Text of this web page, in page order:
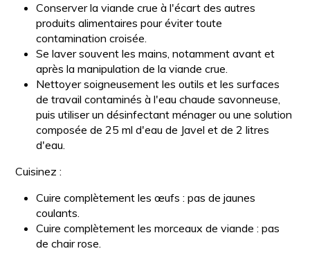
Conserver la viande crue à l'écart des autres
produits alimentaires pour éviter toute
contamination croisée.
Se laver souvent les mains, notamment avant et
après la manipulation de la viande crue.
Nettoyer soigneusement les outils et les surfaces
de travail contaminés à l'eau chaude savonneuse,
puis utiliser un désinfectant ménager ou une solution
composée de 25 ml d'eau de Javel et de 2 litres
d'eau.
Cuisinez :
Cuire complètement les œufs : pas de jaunes
coulants.
Cuire complètement les morceaux de viande : pas
de chair rose.